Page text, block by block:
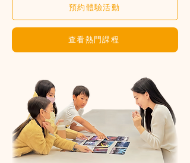
預約體驗活動
查看熱門課程